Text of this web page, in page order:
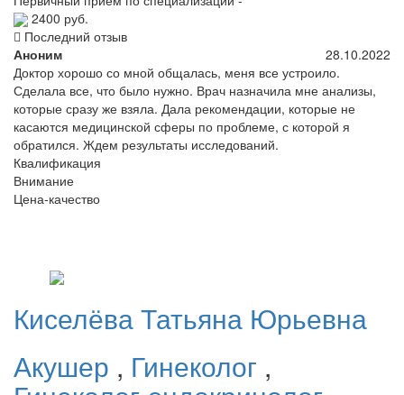
2400 руб.
Последний отзыв
Аноним
28.10.2022
Доктор хорошо со мной общалась, меня все устроило.
Сделала все, что было нужно. Врач назначила мне анализы,
которые сразу же взяла. Дала рекомендации, которые не
касаются медицинской сферы по проблеме, с которой я
обратился. Ждем результаты исследований.
Квалификация
Внимание
Цена-качество
КиселёваТатьяна Юрьевна
Акушер , Гинеколог ,